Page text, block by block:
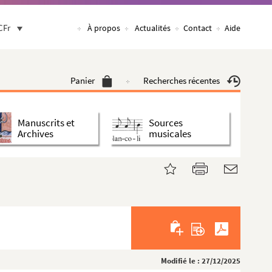
À propos Actualités Contact Aide
Panier Recherches récentes
Manuscrits et
Archives
Sources
musicales
Modifié le : 27/12/2025